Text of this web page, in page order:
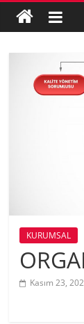
0850
KURUMSAL
Kasım 23,